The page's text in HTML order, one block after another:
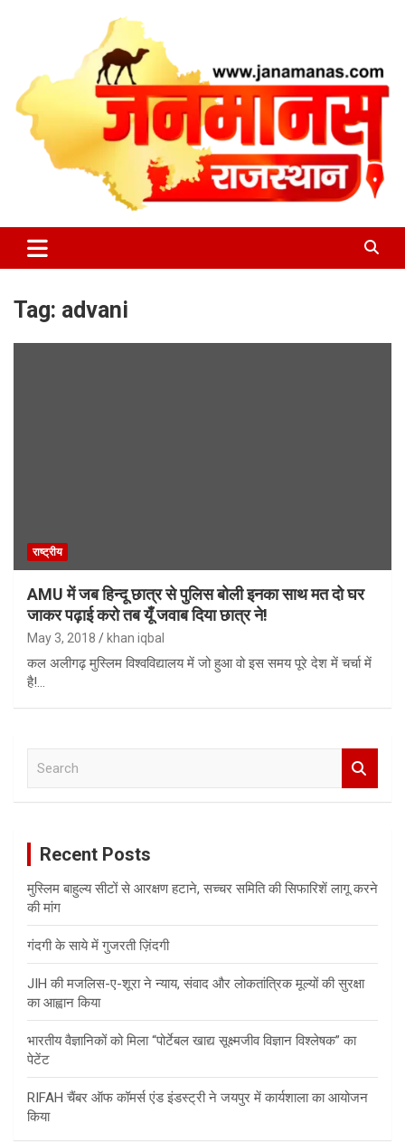
Janamanas.com
Tag: advani
राष्ट्रीय
AMU में जब हिन्दू छात्र से पुलिस बोली इनका साथ मत दो घर
जाकर पढ़ाई करो तब यूँ जवाब दिया छात्र ने!
May 3, 2018 khan iqbal
कल अलीगढ़ मुस्लिम विश्वविद्यालय में जो हुआ वो इस समय पूरे देश में चर्चा में
है!…
Recent Posts
मुस्लिम बाहुल्य सीटों से आरक्षण हटाने, सच्चर समिति की सिफारिशें लागू करने
की मांग
गंदगी के साये में गुजरती ज़िंदगी
JIH की मजलिस-ए-शूरा ने न्याय, संवाद और लोकतांत्रिक मूल्यों की सुरक्षा
का आह्वान किया
भारतीय वैज्ञानिकों को मिला “पोर्टेबल खाद्य सूक्ष्मजीव विज्ञान विश्लेषक” का
पेटेंट
RIFAH चैंबर ऑफ कॉमर्स एंड इंडस्ट्री ने जयपुर में कार्यशाला का आयोजन
किया